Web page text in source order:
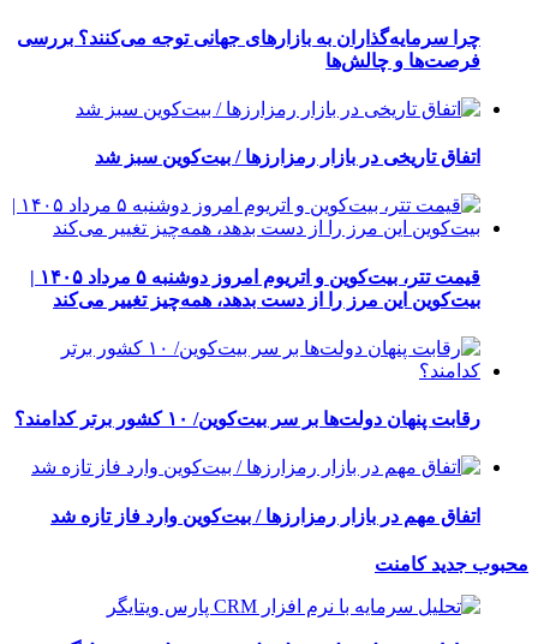
چرا سرمایه‌گذاران به بازارهای جهانی توجه می‌کنند؟ بررسی
فرصت‌ها و چالش‌ها
اتفاق تاریخی در بازار رمزارزها / بیت‌کوین سبز شد
قیمت تتر، بیت‌کوین و اتریوم امروز دوشنبه ۵ مرداد ۱۴۰۵ |
بیت‌کوین این مرز را از دست بدهد، همه‌چیز تغییر می‌کند
رقابت پنهان دولت‌ها بر سر بیت‌کوین/ ۱۰ کشور برتر کدامند؟
اتفاق مهم در بازار رمزارزها / بیت‌کوین وارد فاز تازه شد
محبوب جدیدکامنت